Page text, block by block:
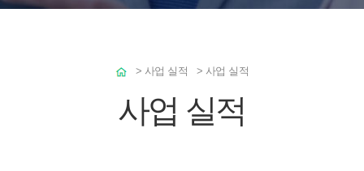
> 사업 실적 > 사업 실적
사업 실적